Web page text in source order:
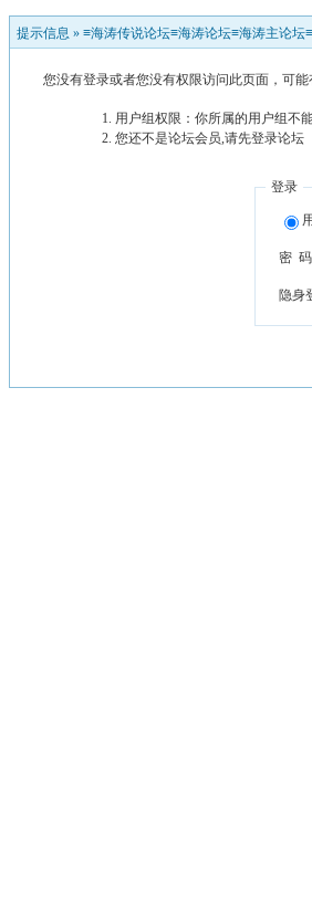
提示信息 » ≡海涛传说论坛≡海涛论坛≡海涛主论
您没有登录或者您没有权限访问此页面，可
用户组权限：你所属的用户组不
您还不是论坛会员,请先登录论坛
登录
密 码
隐身